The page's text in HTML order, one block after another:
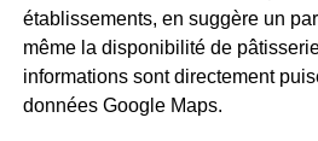
établissements, en suggère un
même la disponibilité de
informations sont directement
données Google Maps.